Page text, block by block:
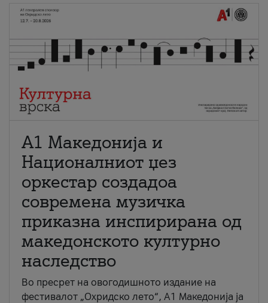
А1 Македонија и
Националниот џез
оркестар создадоа
современа музичка
приказна инспирирана од
македонското културно
наследство
Во пресрет на овогодишното издание на
фестивалот „Охридско лето“, А1 Македонија ја